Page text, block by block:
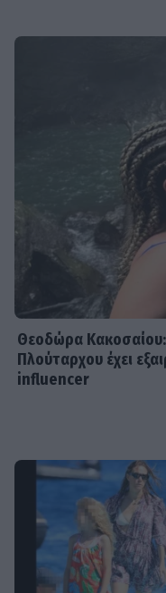
Θεοδώρα Κακοσαίου:
Πλούταρχου έχει
influencer